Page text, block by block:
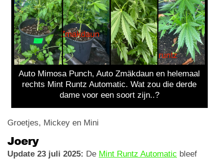
Auto Mimosa Punch, Auto Zmäkdaun en helemaal
rechts Mint Runtz Automatic. Wat zou die derde
dame voor een soort zijn..?
Groetjes, Mickey en Mini
Joery
Update 23 juli 2025: De Mint Runtz Automatic bleef